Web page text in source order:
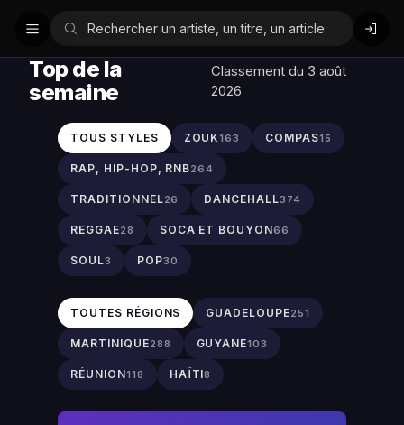
Top de la
semaine
Classement du 3 août
2026
TOUS STYLES ZOUK163 COMPAS15
RAP, HIP-HOP, RNB264
TRADITIONNEL26 DANCEHALL374
REGGAE28 SOCA ET BOUYON66
SOUL3 POP30
TOUTES RÉGIONS GUADELOUPE251
MARTINIQUE288 GUYANE103
RÉUNION118 HAÏTI8